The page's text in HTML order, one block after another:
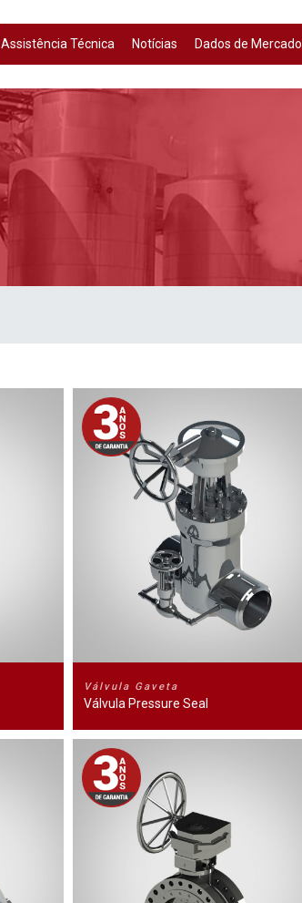
Assistência Técnica Notícias Dados de Mercado
Válvula Gaveta
Válvula Pressure Seal